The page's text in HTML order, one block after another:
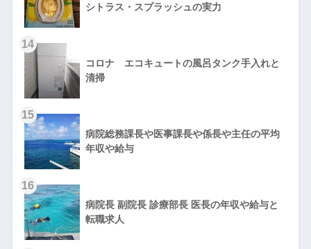
シトラス・スプラッシュの実力
14
コロナ エコキュートの風呂タンク手入れと
清掃
15
病院総務課長や医事課長や係長や主任の平均
年収や給与
16
病院長 副院長 診療部長 医長の年収や給与と
転職求人